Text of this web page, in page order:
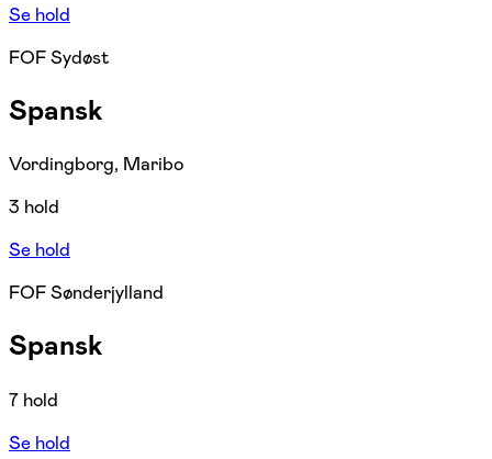
Se hold
FOF Sydøst
Spansk
Vordingborg, Maribo
3 hold
Se hold
FOF Sønderjylland
Spansk
7 hold
Se hold